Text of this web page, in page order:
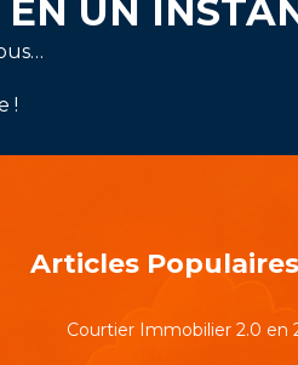
EN UN
!
Articles Populaires
Courtier Immobilier 2.0 en